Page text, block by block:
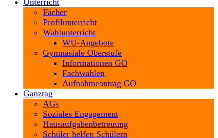
Unterricht
Fächer
Profilunterricht
Wahlunterricht
WU-Angebote
Gymnasiale Oberstufe
Informationen GO
Fachwahlen
Aufnahmeantrag GO
Ganztag
AGs
Soziales Engagement
Hausaufgabenbetreuung
Schüler helfen Schülern